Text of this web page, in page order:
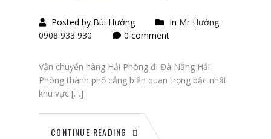
Posted by Bùi Hướng In Mr Hướng
0908 933 930
0 comment
Vận chuyển hàng Hải Phòng đi Đà Nẵng Hải
Phòng thành phố cảng biển quan trọng bậc nhất
khu vực […]
CONTINUE READING